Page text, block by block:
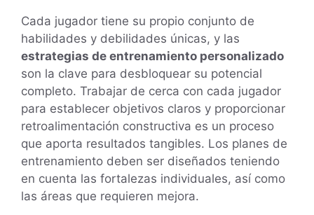
Cada jugador tiene su propio conjunto de
habilidades y debilidades únicas, y las
estrategias de entrenamiento personalizado
son la clave para desbloquear su potencial
completo. Trabajar de cerca con cada jugador
para establecer objetivos claros y proporcionar
retroalimentación constructiva es un proceso
que aporta resultados tangibles. Los planes de
entrenamiento deben ser diseñados teniendo
en cuenta las fortalezas individuales, así como
las áreas que requieren mejora.